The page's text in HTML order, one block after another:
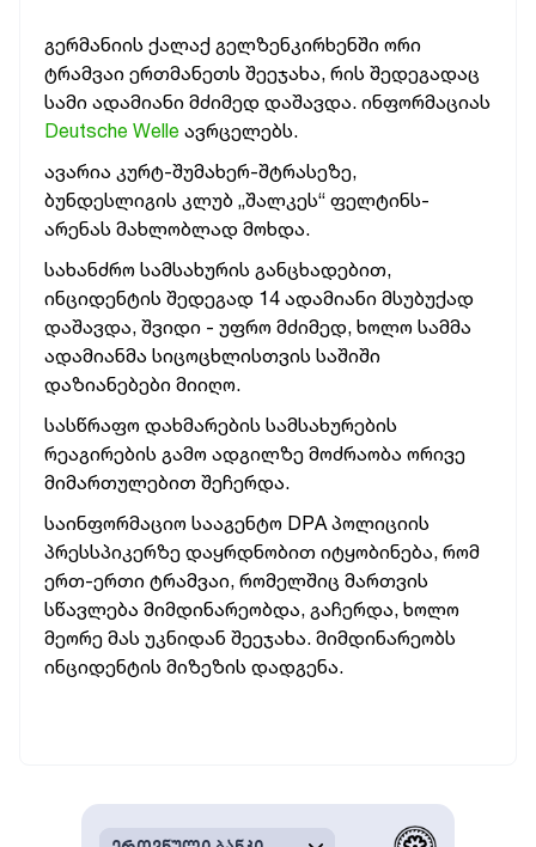
გერმანიის ქალაქ გელზენკირხენში ორი
ტრამვაი ერთმანეთს შეეჯახა, რის შედეგადაც
სამი ადამიანი მძიმედ დაშავდა. ინფორმაციას
Deutsche Welle ავრცელებს.
ავარია კურტ-შუმახერ-შტრასეზე,
ბუნდესლიგის კლუბ „შალკეს“ ფელტინს-
არენას მახლობლად მოხდა.
სახანძრო სამსახურის განცხადებით,
ინციდენტის შედეგად 14 ადამიანი მსუბუქად
დაშავდა, შვიდი - უფრო მძიმედ, ხოლო სამმა
ადამიანმა სიცოცხლისთვის საშიში
დაზიანებები მიიღო.
სასწრაფო დახმარების სამსახურების
რეაგირების გამო ადგილზე მოძრაობა ორივე
მიმართულებით შეჩერდა.
საინფორმაციო სააგენტო DPA პოლიციის
პრესსპიკერზე დაყრდნობით იტყობინება, რომ
ერთ-ერთი ტრამვაი, რომელშიც მართვის
სწავლება მიმდინარეობდა, გაჩერდა, ხოლო
მეორე მას უკნიდან შეეჯახა. მიმდინარეობს
ინციდენტის მიზეზის დადგენა.